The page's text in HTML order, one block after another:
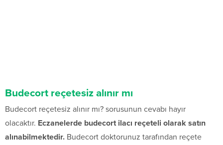
Budecort reçetesiz alınır mı
Budecort reçetesiz alınır mı? sorusunun cevabı hayır
olacaktır. Eczanelerde budecort ilacı reçeteli olarak satın
alınabilmektedir. Budecort doktorunuz tarafından reçete